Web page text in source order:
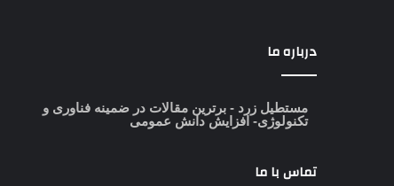
درباره ما
مستطیل زرد - برترین مقالات در ضمینه فناوری و
تکنولوژی- افزایش دانش عمومی
تماس با ما